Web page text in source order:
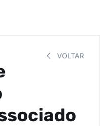
VOLTAR